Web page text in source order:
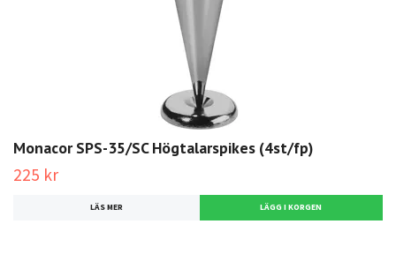
Monacor SPS-35/SC Högtalarspikes (4st/fp)
225 kr
LÄS MER